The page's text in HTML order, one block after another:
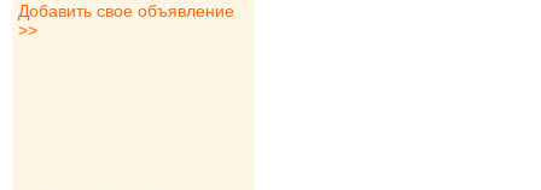
Добавить свое объявление
>>